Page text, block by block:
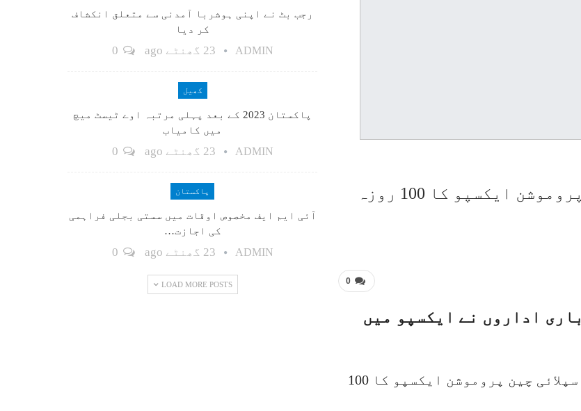
دوسری چائنا انٹرنیشنل سپلائی چین پروموشن ایکسپو کا 100 روزہ
0
کاروباری اداروں نے ایکسپو میں
بیجنگ (ویب ڈیسک) دوسری چائنا انٹرنیشنل سپلائی چین پروموشن ایکسپو کا 100
رجب بٹ نے اپنی ہوشربا آمدنی سے متعلق انکشاف
کر دیا
ADMIN 23 گھنٹے ago
کھیل
پاکستان 2023 کے بعد پہلی مرتبہ اوے ٹیسٹ میچ
میں کامیاب
ADMIN 23 گھنٹے ago
پاکستان
آئی ایم ایف مخصوص اوقات میں سستی بجلی فراہمی
کی اجازت…
ADMIN 23 گھنٹے ago
LOAD MORE POSTS